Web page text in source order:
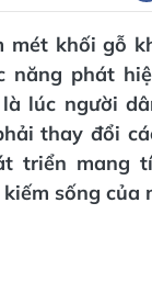
mét khối gỗ
năng phát
lúc người
thay đổi
triển mang
sống của